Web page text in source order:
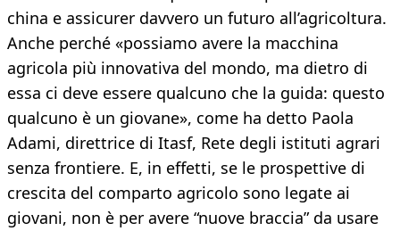
china e assicurer davvero un futuro all’agricoltura.
Anche perché «possiamo avere la macchina
agricola più innovativa del mondo, ma dietro di
essa ci deve essere qualcuno che la guida: questo
qualcuno è un giovane», come ha detto Paola
Adami, direttrice di Itasf, Rete degli istituti agrari
senza frontiere. E, in effetti, se le prospettive di
crescita del comparto agricolo sono legate ai
giovani, non è per avere “nuove braccia” da usare